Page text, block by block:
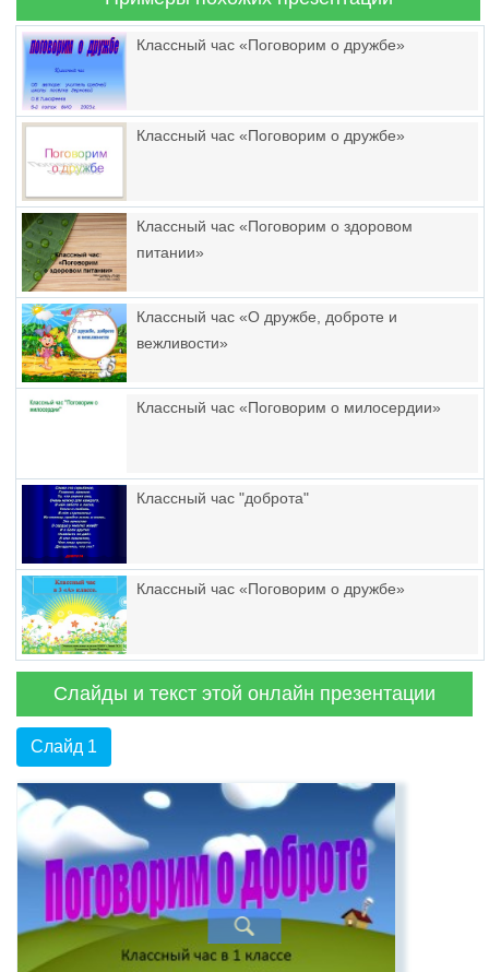
Классный час «Поговорим о дружбе»
Классный час «Поговорим о дружбе»
Классный час «Поговорим о здоровом
питании»
Классный час «О дружбе, доброте и
вежливости»
Классный час «Поговорим о милосердии»
Классный час "доброта"
Классный час «Поговорим о дружбе»
Слайды и текст этой онлайн презентации
Слайд 1